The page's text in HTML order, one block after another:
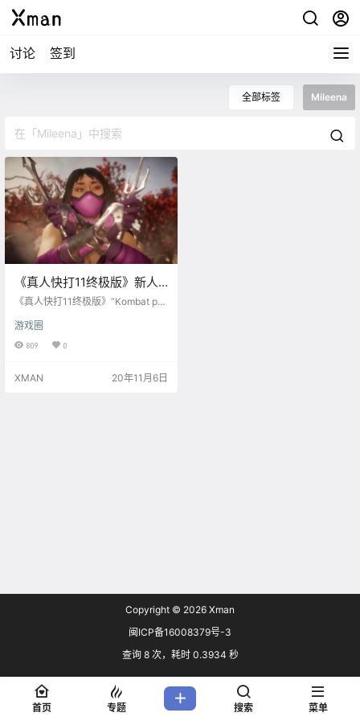
讨论 签到
全部标签 Mileena
《真人快打11终极版》新人
物：美莲娜 11月17日上线！
《真人快打11终极版》“Kombat pa
于11月17日正式推出 《真人快打1
1》现可在PlayStation 4，Xbox On
于11月17日在PlayStation 5，Xbox
游戏圈
809 0
XMAN 20年11月6日
Copyright © 2026 Xman
闽ICP备16008379号-3
查询 8 次，耗时 0.3934 秒
首页 专题 搜索 菜单